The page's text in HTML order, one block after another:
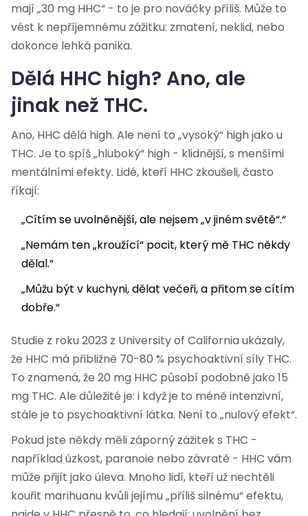
mají „30 mg HHC“ - to je pro nováčky příliš. Může to
vést k nepříjemnému zážitku: zmatení, neklid, nebo
dokonce lehká panika.
Dělá HHC high? Ano, ale
jinak než THC.
Ano, HHC dělá high. Ale není to „vysoký“ high jako u
THC. Je to spíš „hluboký“ high - klidnější, s menšími
mentálními efekty. Lidé, kteří HHC zkoušeli, často
říkají:
„Cítím se uvolněnější, ale nejsem „v jiném světě“.“
„Nemám ten „kroužící“ pocit, který mě THC někdy
dělal.“
„Můžu být v kuchyni, dělat večeři, a přitom se cítím
dobře.“
Studie z roku 2023 z University of California ukázaly,
že HHC má přibližně 70-80 % psychoaktivní síly THC.
To znamená, že 20 mg HHC působí podobně jako 15
mg THC. Ale důležité je: i když je to méně intenzivní,
stále je to psychoaktivní látka. Není to „nulový efekt“.
Pokud jste někdy měli záporný zážitek s THC -
například úzkost, paranoie nebo závratě - HHC vám
může přijít jako úleva. Mnoho lidí, kteří už nechtěli
kouřit marihuanu kvůli jejímu „příliš silnému“ efektu,